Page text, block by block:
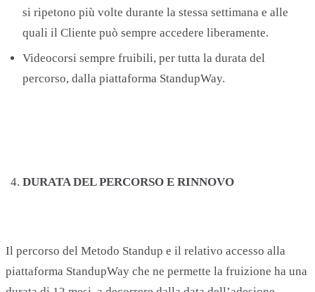
si ripetono più volte durante la stessa settimana e alle
quali il Cliente può sempre accedere liberamente.
Videocorsi sempre fruibili, per tutta la durata del
percorso, dalla piattaforma StandupWay.
DURATA DEL PERCORSO E RINNOVO
Il percorso del Metodo Standup e il relativo accesso alla
piattaforma StandupWay che ne permette la fruizione ha una